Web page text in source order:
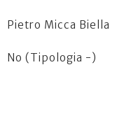
Pietro Micca Biella
No (Tipologia -)